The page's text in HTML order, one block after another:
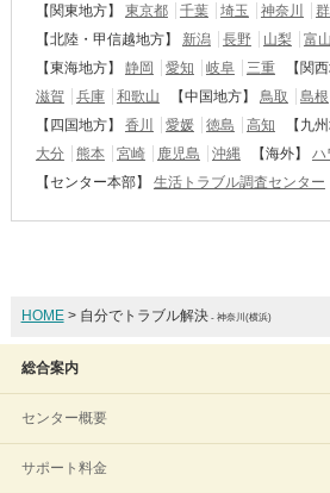
【関東地方】
東京都 千葉 埼玉 神奈川
【北陸・甲信越地方】
新潟 長野 山梨 富山
【東海地方】
静岡 愛知 岐阜 三重 【関
滋賀
兵庫 和歌山 【中国地方】 鳥取 島根
【四国地方】
香川 愛媛 徳島 高知 【九
大分
熊本 宮崎 鹿児島 沖縄 【海外】 ハ
【センター本部】
生活トラブル調査センター
HOME> 自分でトラブル解決- 神奈川(横浜)
総合案内
センター概要
サポート料金